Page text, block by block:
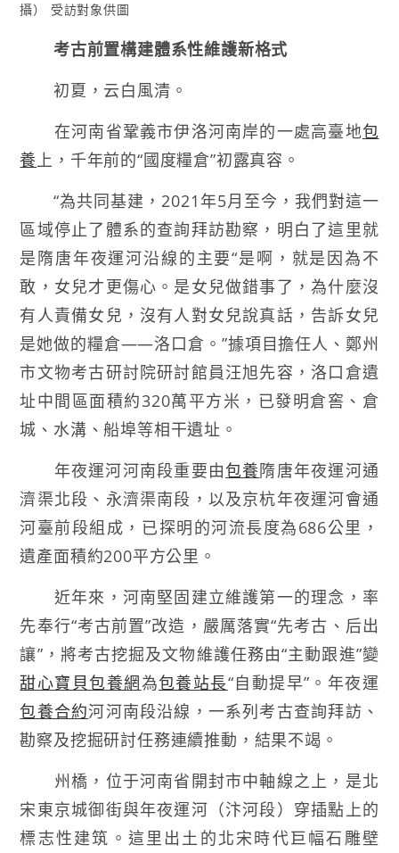
攝） 受訪對象供圖
考古前置構建體系性維護新格式
初夏，云白風清。
在河南省鞏義市伊洛河南岸的一處高臺地包
養上，千年前的“國度糧倉”初露真容。
“為共同基建，2021年5月至今，我們對這一
區域停止了體系的查詢拜訪勘察，明白了這里就
是隋唐年夜運河沿線的主要“是啊，就是因為不
敢，女兒才更傷心。是女兒做錯事了，為什麼沒
有人責備女兒，沒有人對女兒說真話，告訴女兒
是她做的糧倉——洛口倉。”據項目擔任人、鄭州
市文物考古研討院研討館員汪旭先容，洛口倉遺
址中間區面積約320萬平方米，已發明倉窖、倉
城、水溝、船埠等相干遺址。
年夜運河河南段重要由包養隋唐年夜運河通
濟渠北段、永濟渠南段，以及京杭年夜運河會通
河臺前段組成，已探明的河流長度為686公里，
遺產面積約200平方公里。
近年來，河南堅固建立維護第一的理念，率
先奉行“考古前置”改造，嚴厲落實“先考古、后出
讓”，將考古挖掘及文物維護任務由“主動跟進”變
甜心寶貝包養網為包養站長“自動提早”。年夜運
包養合約河河南段沿線，一系列考古查詢拜訪、
勘察及挖掘研討任務連續推動，結果不竭。
州橋，位于河南省開封市中軸線之上，是北
宋東京城御街與年夜運河（汴河段）穿插點上的
標志性建筑。這里出土的北宋時代巨幅石雕壁